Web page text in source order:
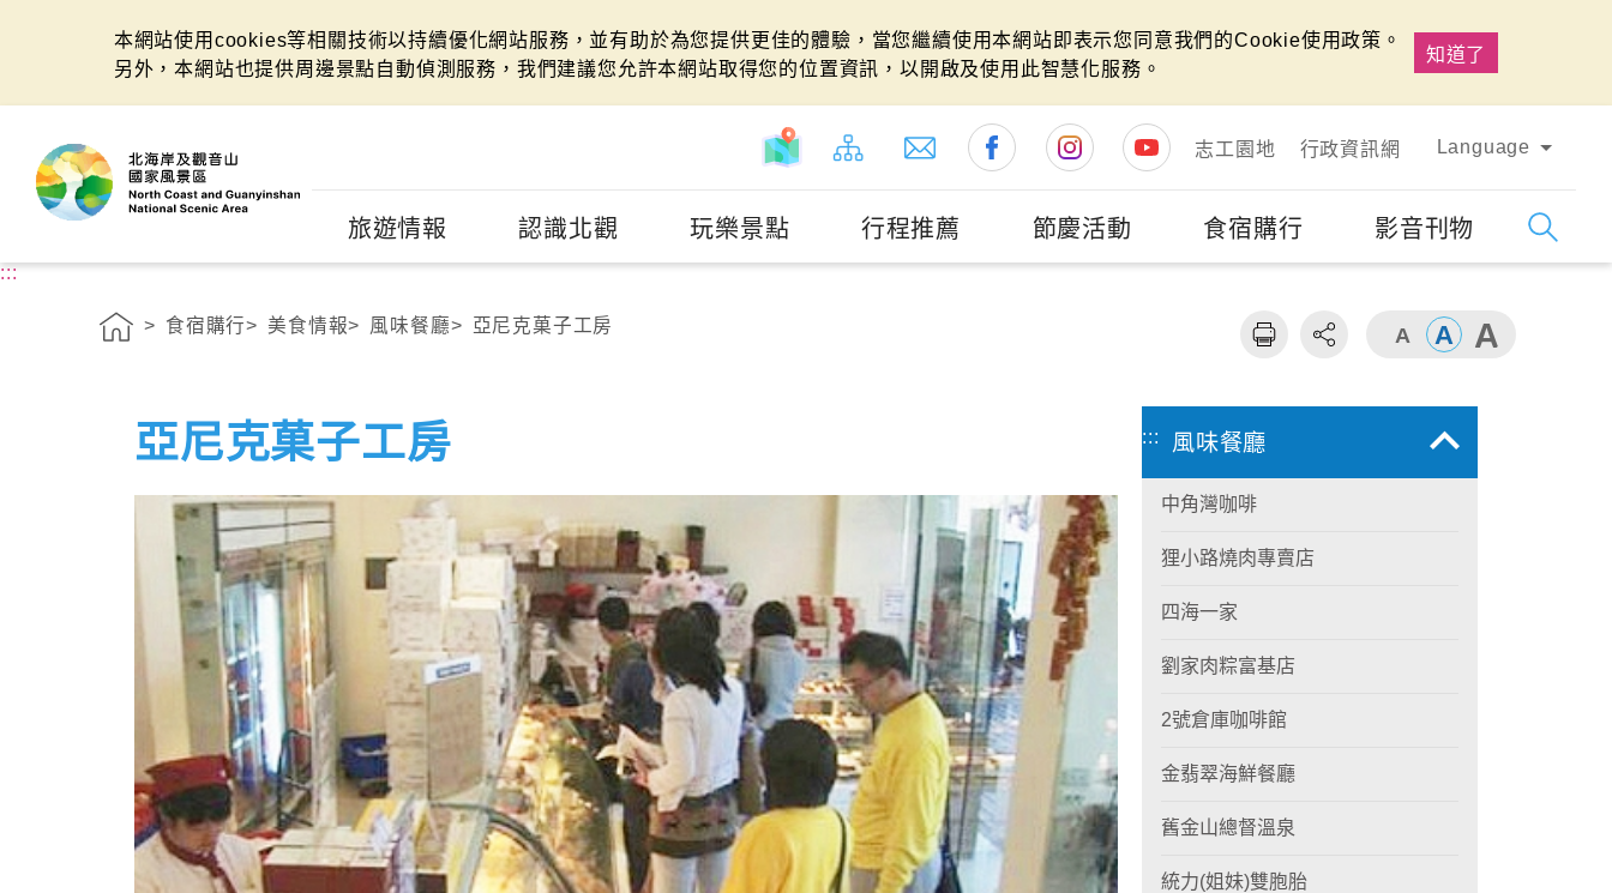
本網站使用cookies等相關技術以持續優化網站服務，並有助於為您提供更佳的體驗，當您繼續使用本網站即表示您同意我們的Cookie使用政策。
另外，本網站也提供周邊景點自動偵測服務，我們建議您允許本網站取得您的位置資訊，以開啟及使用此智慧化服務。
知道了
志工園地
行政資訊網 Language
旅遊情報 認識北觀 玩樂景點 行程推薦 節慶活動 食宿購行 影音刊物
:::
食宿購行 美食情報 風味餐廳 亞尼克菓子工房
亞尼克菓子工房 ::: 風味餐廳
中角灣咖啡
狸小路燒肉專賣店
四海一家
劉家肉粽富基店
2號倉庫咖啡館
金翡翠海鮮餐廳
舊金山總督溫泉
統力(姐妹)雙胞胎